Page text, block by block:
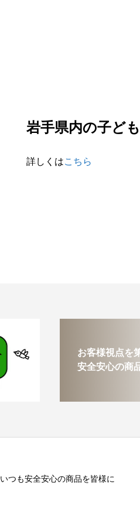
岩手県内の子ど
詳しくはこちら
お客様視点を
安全安心の商
いつも安全安心の商品を皆様に